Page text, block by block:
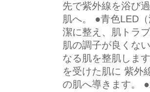
先で紫外線を浴び
肌へ。 ●青色LED
潔に整え、肌トラ
肌の調子が良くな
なる肌を整肌しま
を受けた肌に 紫外
の肌へ導きます。